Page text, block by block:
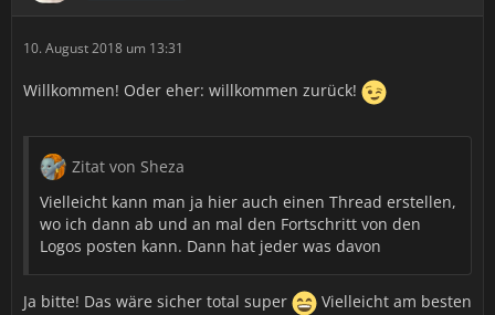
10. August 2018 um 13:31
Willkommen! Oder eher: willkommen zurück!
Zitat von Sheza
Vielleicht kann man ja hier auch einen Thread erstellen,
wo ich dann ab und an mal den Fortschritt von den
Logos posten kann. Dann hat jeder was davon
Ja bitte! Das wäre sicher total super
Vielleicht am besten